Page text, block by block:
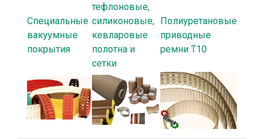
Специальные
вакуумные
покрытия
тефлоновые,
силиконовые,
кевларовые
полотна и
сетки
Полиуретановые
приводные
ремни T10